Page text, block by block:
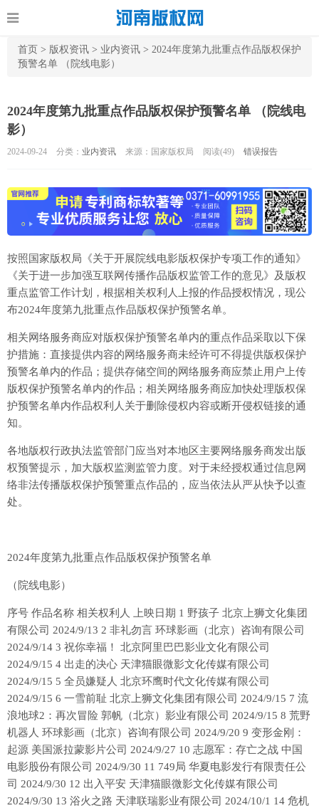
首页 > 版权资讯 > 业内资讯 > 2024年度第九批重点作品版权保护
预警名单 （院线电影）
2024年度第九批重点作品版权保护预警名单 （院线电
影）
2024-09-24 分类： 业内资讯 来源：国家版权局 阅读(49) 错误报告
按照国家版权局《关于开展院线电影版权保护专项工作的通知》
《关于进一步加强互联网传播作品版权监管工作的意见》及版权
重点监管工作计划，根据相关权利人上报的作品授权情况，现公
布2024年度第九批重点作品版权保护预警名单。
相关网络服务商应对版权保护预警名单内的重点作品采取以下保
护措施：直接提供内容的网络服务商未经许可不得提供版权保护
预警名单内的作品；提供存储空间的网络服务商应禁止用户上传
版权保护预警名单内的作品；相关网络服务商应加快处理版权保
护预警名单内作品权利人关于删除侵权内容或断开侵权链接的通
知。
各地版权行政执法监管部门应当对本地区主要网络服务商发出版
权预警提示，加大版权监测监管力度。对于未经授权通过信息网
络非法传播版权保护预警重点作品的，应当依法从严从快予以查
处。
2024年度第九批重点作品版权保护预警名单
（院线电影）
序号 作品名称 相关权利人 上映日期 1 野孩子 北京上狮文化集团
有限公司 2024/9/13 2 非礼勿言 环球影画（北京）咨询有限公司
2024/9/14 3 祝你幸福！ 北京阿里巴巴影业文化有限公司
2024/9/15 4 出走的决心 天津猫眼微影文化传媒有限公司
2024/9/15 5 全员嫌疑人 北京环鹰时代文化传媒有限公司
2024/9/15 6 一雪前耻 北京上狮文化集团有限公司 2024/9/15 7 流
浪地球2：再次冒险 郭帆（北京）影业有限公司 2024/9/15 8 荒野
机器人 环球影画（北京）咨询有限公司 2024/9/20 9 变形金刚：
起源 美国派拉蒙影片公司 2024/9/27 10 志愿军：存亡之战 中国
电影股份有限公司 2024/9/30 11 749局 华夏电影发行有限责任公
司 2024/9/30 12 出入平安 天津猫眼微影文化传媒有限公司
2024/9/30 13 浴火之路 天津联瑞影业有限公司 2024/10/1 14 危机